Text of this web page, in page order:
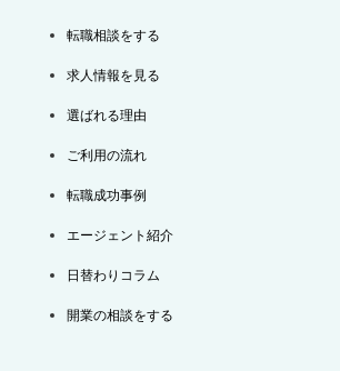
転職相談をする
求人情報を見る
選ばれる理由
ご利用の流れ
転職成功事例
エージェント紹介
日替わりコラム
開業の相談をする